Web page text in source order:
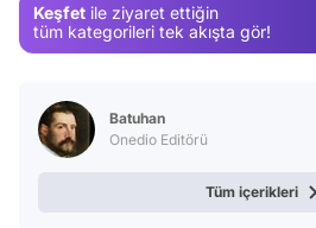
Keşfet ile ziyaret ettiğin
tüm kategorileri tek akışta gör!
Batuhan
Onedio Editörü
Tüm içerikleri